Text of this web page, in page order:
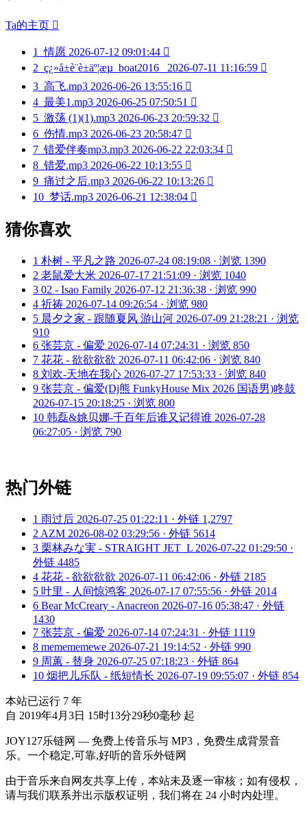
Ta的主页 
1 情愿 2026-07-12 09:01:44 
2 ç¿»å±è¨è±äº¦æµ_boat2016_ 2026-07-11 11:16:59 
3 高飞.mp3 2026-06-26 13:55:16 
4 最美1.mp3 2026-06-25 07:50:51 
5 激荡 (1)(1).mp3 2026-06-23 20:59:32 
6 伤情.mp3 2026-06-23 20:58:47 
7 错爱伴奏mp3.mp3 2026-06-22 22:03:34 
8 错爱.mp3 2026-06-22 10:13:55 
9 痛过之后.mp3 2026-06-22 10:13:26 
10 梦话.mp3 2026-06-21 12:38:04 
猜你喜欢
1 朴树 - 平凡之路 2026-07-24 08:19:08 · 浏览 1390
2 老鼠爱大米 2026-07-17 21:51:09 · 浏览 1040
3 02 - Isao Family 2026-07-12 21:36:38 · 浏览 990
4 祈祷 2026-07-14 09:26:54 · 浏览 980
5 晨夕之家 - 跟随夏风 游山河 2026-07-09 21:28:21 · 浏览
910
6 张芸京 - 偏爱 2026-07-14 07:24:31 · 浏览 850
7 花花 - 欲欲欲欲 2026-07-11 06:42:06 · 浏览 840
8 刘欢-天地在我心 2026-07-27 17:53:33 · 浏览 840
9 张芸京 - 偏爱(Dj熊 FunkyHouse Mix 2026 国语男)咚鼓
2026-07-15 20:18:25 · 浏览 800
10 韩磊&姚贝娜-千百年后谁又记得谁 2026-07-28
06:27:05 · 浏览 790
热门外链
1 雨过后 2026-07-25 01:22:11 · 外链 1,2797
2 AZM 2026-08-02 03:29:56 · 外链 5614
3 栗林みな実 - STRAIGHT JET_L 2026-07-22 01:29:50 ·
外链 4485
4 花花 - 欲欲欲欲 2026-07-11 06:42:06 · 外链 2185
5 叶里 - 人间惊鸿客 2026-07-17 07:55:56 · 外链 2014
6 Bear McCreary - Anacreon 2026-07-16 05:38:47 · 外链
1430
7 张芸京 - 偏爱 2026-07-14 07:24:31 · 外链 1119
8 memememewe 2026-07-21 19:14:52 · 外链 990
9 周蕙 - 替身 2026-07-25 07:18:23 · 外链 864
10 烟把儿乐队 - 纸短情长 2026-07-19 09:55:07 · 外链 854
本站已运行 7 年
自 2019年4月3日 15时13分29秒0毫秒 起
JOY127乐链网 — 免费上传音乐与 MP3，免费生成背景音
乐。一个稳定,可靠,好听的音乐外链网
由于音乐来自网友共享上传，本站未及逐一审核；如有侵权，
请与我们联系并出示版权证明，我们将在 24 小时内处理。